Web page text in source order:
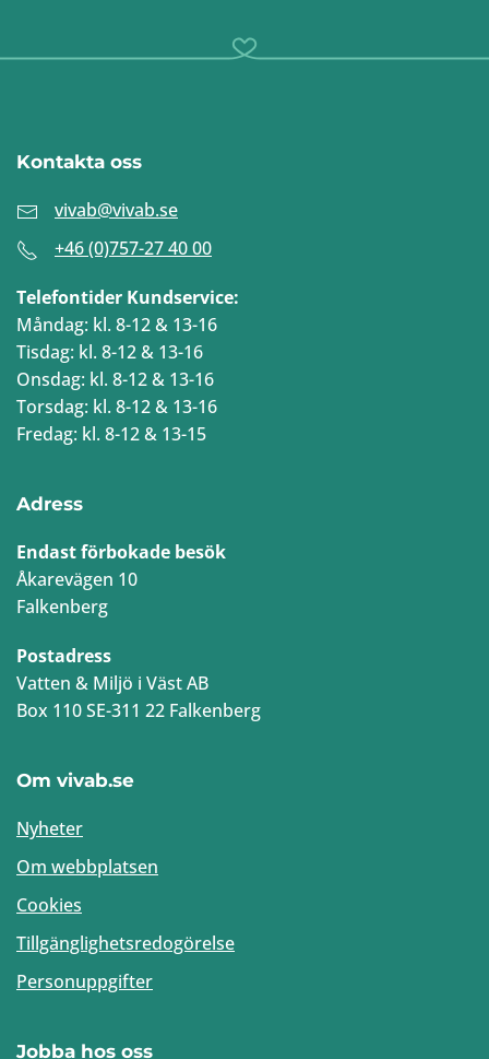
Kontakta oss
vivab@vivab.se
+46 (0)757-27 40 00
Telefontider Kundservice:
Måndag: kl. 8-12 & 13-16
Tisdag: kl. 8-12 & 13-16
Onsdag: kl. 8-12 & 13-16
Torsdag: kl. 8-12 & 13-16
Fredag: kl. 8-12 & 13-15
Adress
Endast förbokade besök
Åkarevägen 10
Falkenberg
Postadress
Vatten & Miljö i Väst AB
Box 110 SE-311 22 Falkenberg
Om vivab.se
Nyheter
Om webbplatsen
Cookies
Tillgänglighetsredogörelse
Personuppgifter
Jobba hos oss